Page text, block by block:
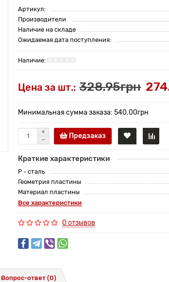
Артикул:
Производители
Наличие на складе
Ожидаемая дата поступления:
Цена за шт.: 328.95грн
Минимальная сумма заказа: 540.00грн
Предзаказ
Краткие характеристики
P - сталь
Геометрия пластины
Материал пластины
Все характеристики
0 отзывов
Вопрос-ответ (0)